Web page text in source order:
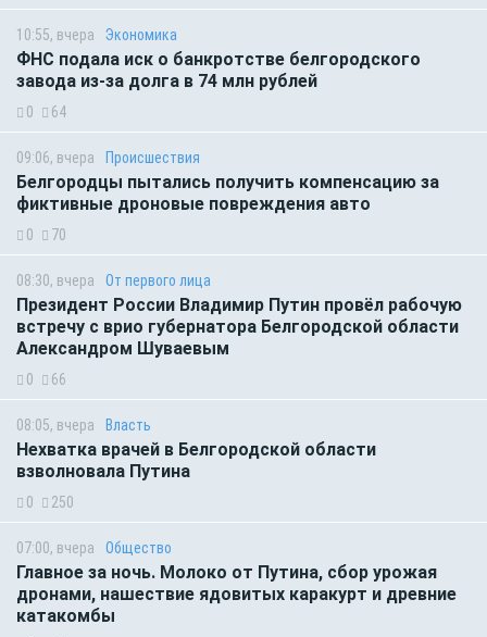
10:55, вчера Экономика
ФНС подала иск о банкротстве белгородского
завода из-за долга в 74 млн рублей
0 64
09:06, вчера Происшествия
Белгородцы пытались получить компенсацию за
фиктивные дроновые повреждения авто
0 70
08:30, вчера От первого лица
Президент России Владимир Путин провёл рабочую
встречу с врио губернатора Белгородской области
Александром Шуваевым
0 66
08:05, вчера Власть
Нехватка врачей в Белгородской области
взволновала Путина
0 250
07:00, вчера Общество
Главное за ночь. Молоко от Путина, сбор урожая
дронами, нашествие ядовитых каракурт и древние
катакомбы